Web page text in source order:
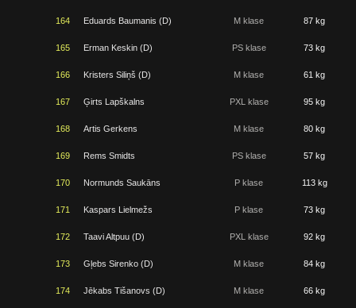
164 Eduards Baumanis (D) M klase 87 kg
165 Erman Keskin (D) PS klase 73 kg
166 Kristers Siliņš (D) M klase 61 kg
167 Ģirts Lapškalns PXL klase 95 kg
168 Artis Gerkens M klase 80 kg
169 Rems Smidts PS klase 57 kg
170 Normunds Saukāns P klase 113 kg
171 Kaspars Lielmežs P klase 73 kg
172 Taavi Altpuu (D) PXL klase 92 kg
173 Gļebs Sirenko (D) M klase 84 kg
174 Jēkabs Tišanovs (D) M klase 66 kg